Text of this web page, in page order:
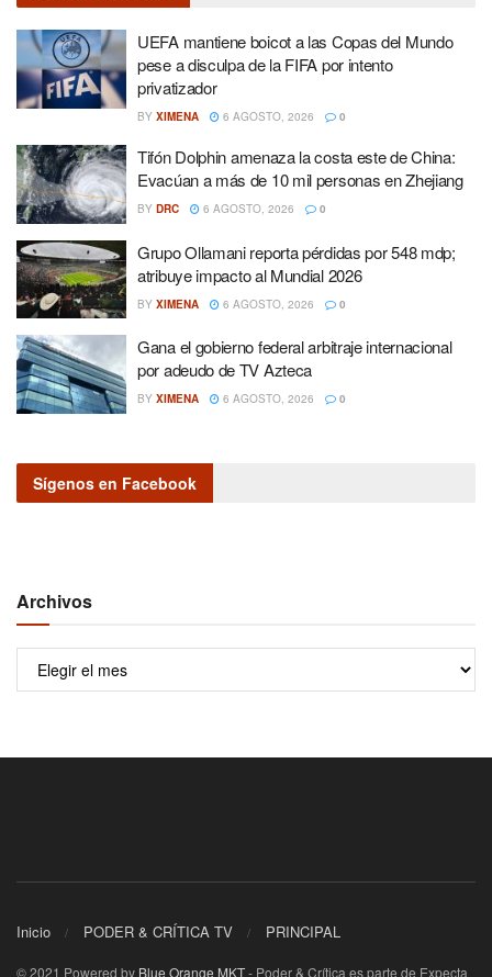
UEFA mantiene boicot a las Copas del Mundo
pese a disculpa de la FIFA por intento
privatizador
BY XIMENA 6 AGOSTO, 2026 0
Tifón Dolphin amenaza la costa este de China:
Evacúan a más de 10 mil personas en Zhejiang
BY DRC 6 AGOSTO, 2026 0
Grupo Ollamani reporta pérdidas por 548 mdp;
atribuye impacto al Mundial 2026
BY XIMENA 6 AGOSTO, 2026 0
Gana el gobierno federal arbitraje internacional
por adeudo de TV Azteca
BY XIMENA 6 AGOSTO, 2026 0
Sígenos en Facebook
Archivos
Inicio PODER & CRÍTICA TV PRINCIPAL
© 2021 Powered by Blue Orange MKT- Poder & Crítica es parte de Expecta